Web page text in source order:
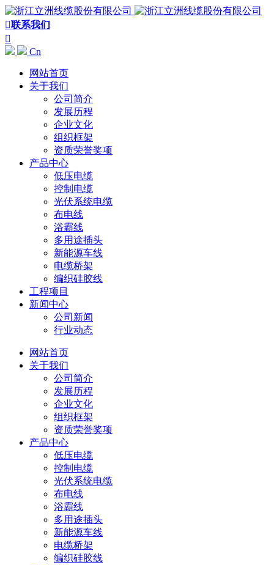
联系我们

Cn
网站首页
关于我们
公司简介
发展历程
企业文化
组织框架
资质荣誉奖项
产品中心
低压电缆
控制电缆
光伏系统电缆
布电线
浴霸线
多用途插头
新能源车线
电缆桥架
编织硅胶线
工程项目
新闻中心
公司新闻
行业动态
网站首页
关于我们
公司简介
发展历程
企业文化
组织框架
资质荣誉奖项
产品中心
低压电缆
控制电缆
光伏系统电缆
布电线
浴霸线
多用途插头
新能源车线
电缆桥架
编织硅胶线